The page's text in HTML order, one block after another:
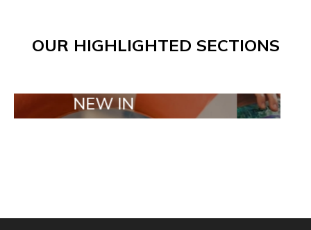
OUR HIGHLIGHTED SECTIONS
NEW IN TAILOR